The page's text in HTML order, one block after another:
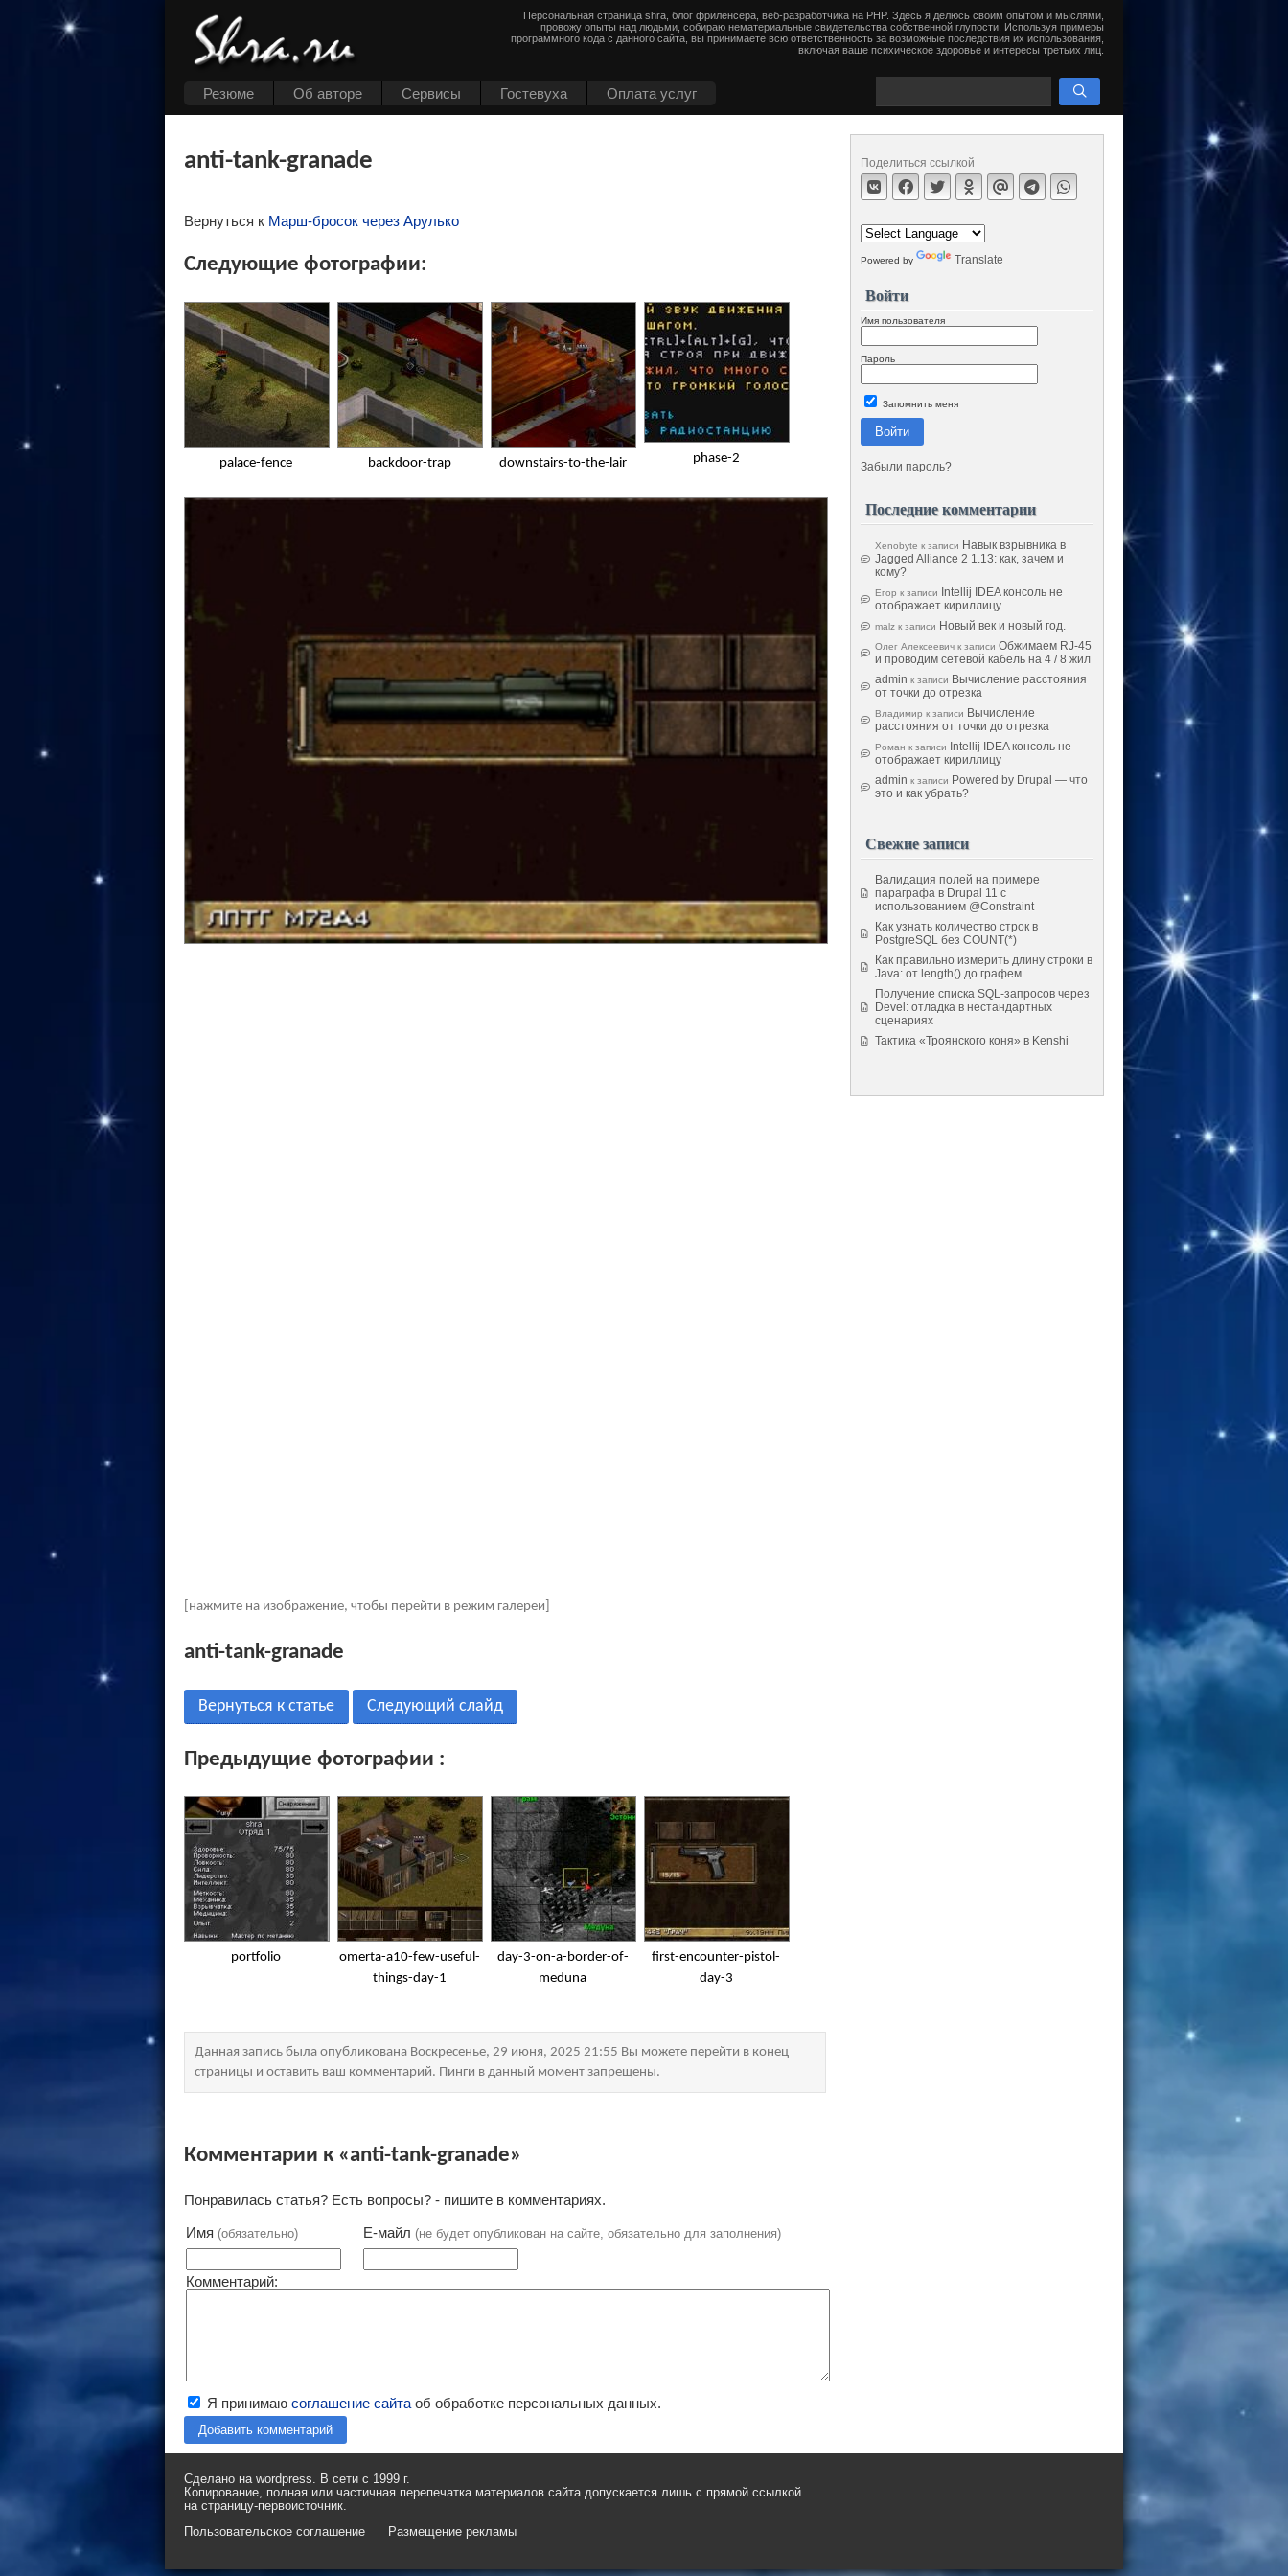
Резюме Об авторе Cервисы Гостевуха Оплата услуг
Персональная страница shra, блог фриленсера, веб-разработчика на PHP. Здесь я делюсь своим опытом и мыслями,
провожу опыты над людьми, собираю нематериальные свидетельства собственной глупости. Используя примеры
программного кода с данного сайта, вы принимаете всю ответственность за возможные последствия их использования,
включая ваше психическое здоровье и интересы третьих лиц.
anti-tank-granade
Вернуться к Марш-бросок через Арулько
Следующие фотографии:
palace-fence backdoor-trap downstairs-to-the-lair phase-2
[нажмите на изображение, чтобы перейти в режим галереи]
anti-tank-granade
Вернуться к статье Следующий слайд
Предыдущие фотографии :
portfolio
omerta-a10-few-useful-
things-day-1
day-3-on-a-border-of-
meduna
first-encounter-pistol-
day-3
Данная запись была опубликована Воскресенье, 29 июня, 2025 21:55 Вы можете перейти в конец
страницы и оставить ваш комментарий. Пинги в данный момент запрещены.
Комментарии к «anti-tank-granade»
Понравилась статья? Есть вопросы? - пишите в комментариях.
Имя (обязательно) Е-майл (не будет опубликован на сайте, обязательно для заполнения)
Комментарий:
Я принимаю соглашение сайта об обработке персональных данных.
Добавить комментарий
Поделиться ссылкой
Powered by Translate
Войти
Имя пользователя
Пароль
Запомнить меня
Войти
Забыли пароль?
Последние комментарии
Xenobyte к записи Навык взрывника в
Jagged Alliance 2 1.13: как, зачем и
кому?
Егор к записи
Intellij IDEA консоль не
отображает кириллицу
malz к записи Новый век и новый год.
Олег Алексеевич к записи Обжимаем RJ-45
и проводим сетевой кабель на 4 / 8 жил
admin к записи Вычисление расстояния
от точки до отрезка
Владимир к записи Вычисление
расстояния от точки до отрезка
Роман к записи
Intellij IDEA консоль не
отображает кириллицу
admin к записи Powered by Drupal — что
это и как убрать?
Свежие записи
Валидация полей на примере
параграфа в Drupal 11 с
использованием @Constraint
Как узнать количество строк в
PostgreSQL без COUNT(*)
Как правильно измерить длину строки в
Java: от length() до графем
Получение списка SQL-запросов через
Devel: отладка в нестандартных
сценариях
Тактика «Троянского коня» в Kenshi
Сделано на wordpress. В сети с 1999 г.
Копирование, полная или частичная перепечатка материалов сайта допускается лишь с прямой ссылкой
на страницу-первоисточник.
Пользовательское соглашение
Размещение рекламы